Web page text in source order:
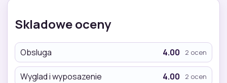
Skladowe oceny
Obsluga 4.00 2 ocen
Wyglad i wyposazenie 4.00 2 ocen